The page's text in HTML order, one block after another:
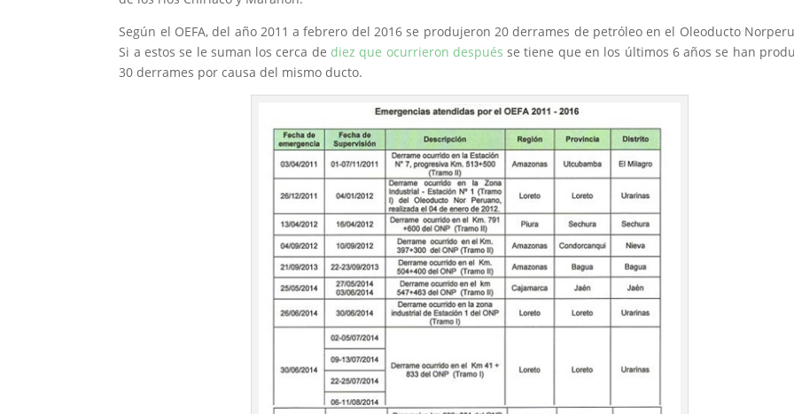
Según el OEFA, del año 2011 a febrero del 2016 se produjeron 20 derrames de petróleo en el Oleoducto
Si a estos se le suman los cerca de diez que ocurrieron después se tiene que en los últimos 6 años se han
30 derrames por causa del mismo ducto.